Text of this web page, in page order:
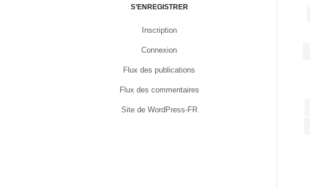
S’ENREGISTRER
Inscription
Connexion
Flux des publications
Flux des commentaires
Site de WordPress-FR